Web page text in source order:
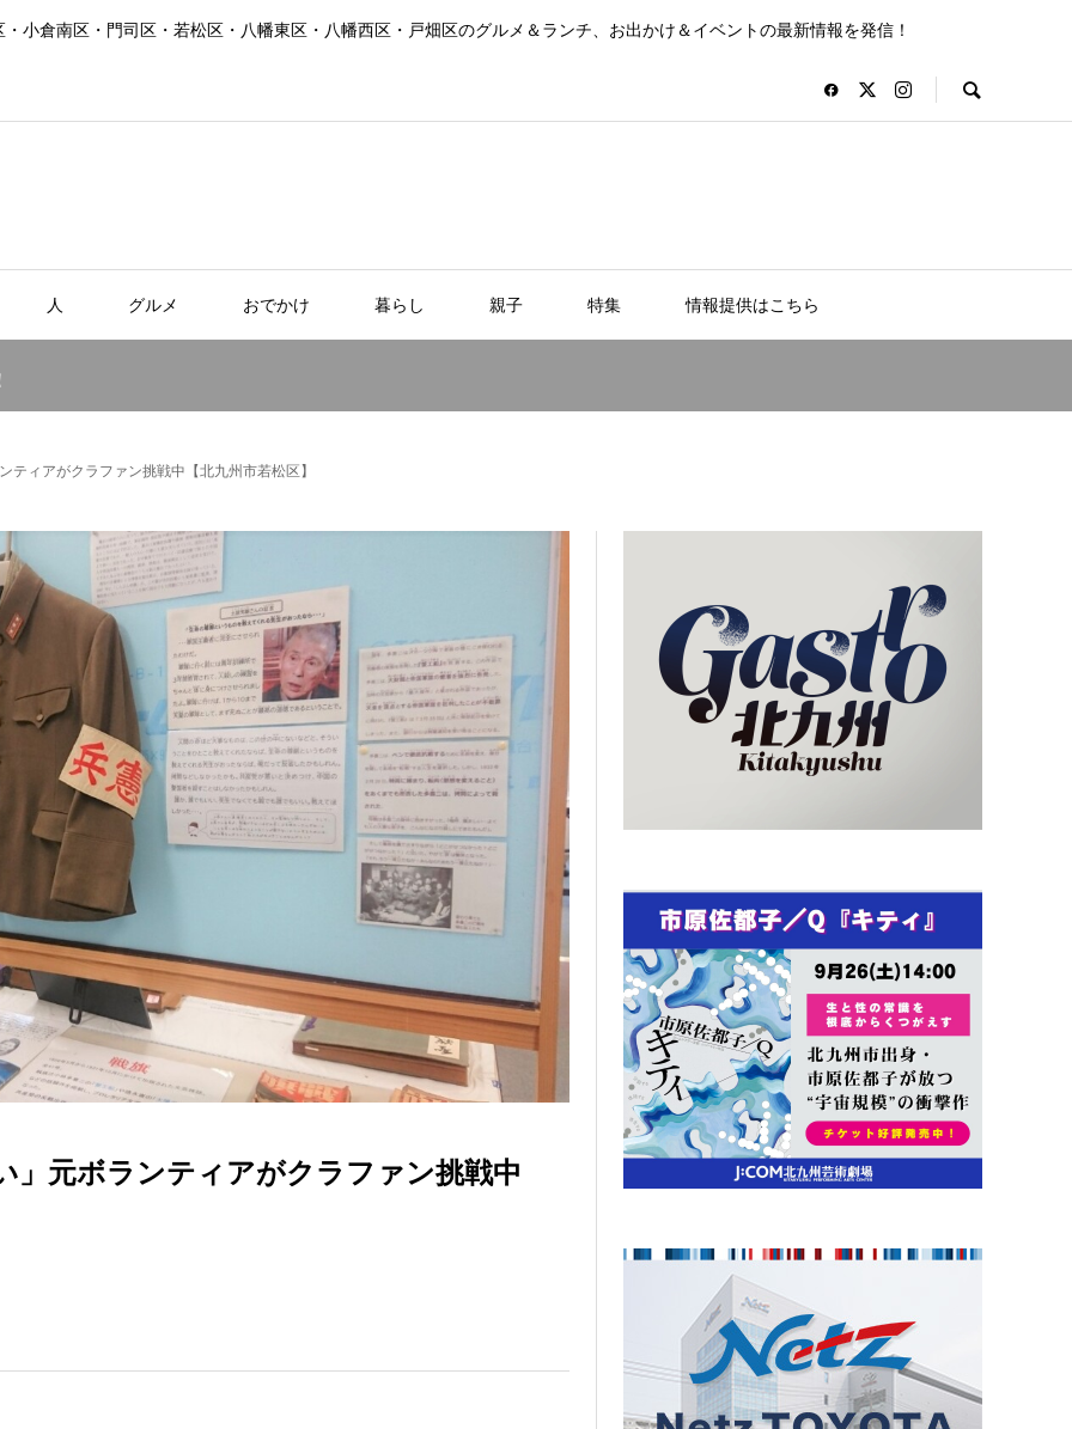
小倉南区・門司区・若松区・八幡東区・八幡西区・戸畑区のグルメ＆ランチ、お出かけ＆イベントの最新情報を発信！
人 グルメ おでかけ 暮らし 親子 特集 情報提供はこちら
ィアがクラファン挑戦中【北九州市若松区】
」元ボランティアがクラファン挑戦中